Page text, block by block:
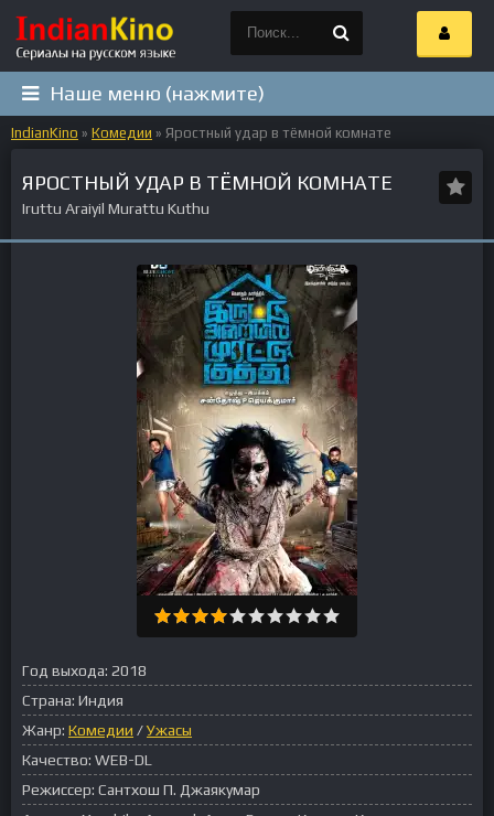
Наше меню (нажмите)
IndianKino » Комедии » Яростный удар в тёмной комнате
ЯРОСТНЫЙ УДАР В ТЁМНОЙ КОМНАТЕ
Iruttu Araiyil Murattu Kuthu
Год выхода: 2018
Страна: Индия
Жанр: Комедии /Ужасы
Качество: WEB-DL
Режиссер: Сантхош П. Джаякумар